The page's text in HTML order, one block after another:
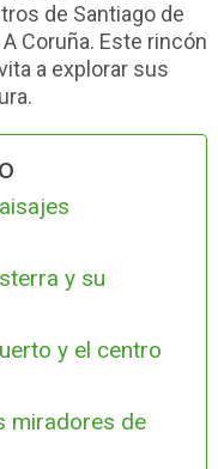
de Santiago de
Coruña. Este rincón
a explorar sus
y su
y el centro
miradores de